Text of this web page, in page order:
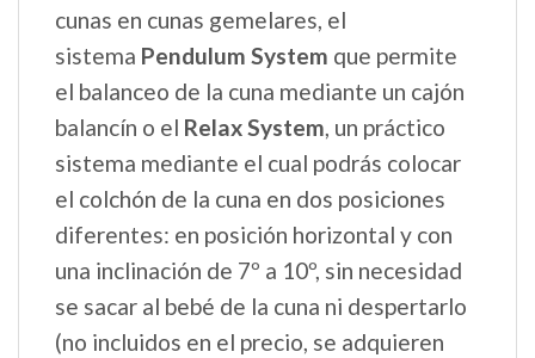
cunas en cunas gemelares, el
sistema Pendulum System que permite
el balanceo de la cuna mediante un cajón
balancín o el Relax System, un práctico
sistema mediante el cual podrás colocar
el colchón de la cuna en dos posiciones
diferentes: en posición horizontal y con
una inclinación de 7º a 10º, sin necesidad
se sacar al bebé de la cuna ni despertarlo
(no incluidos en el precio, se adquieren